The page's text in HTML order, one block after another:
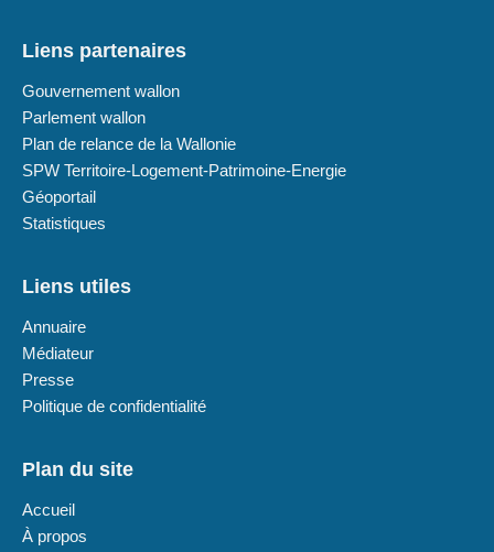
Liens partenaires
Gouvernement wallon
Parlement wallon
Plan de relance de la Wallonie
SPW Territoire-Logement-Patrimoine-Energie
Géoportail
Statistiques
Liens utiles
Annuaire
Médiateur
Presse
Politique de confidentialité
Plan du site
Accueil
À propos